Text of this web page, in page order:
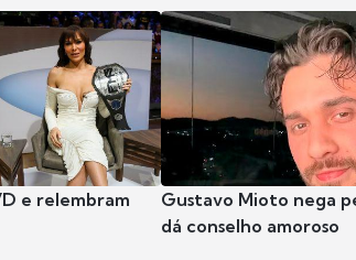
e relembram
Gustavo Mioto nega
dá conselho amoroso